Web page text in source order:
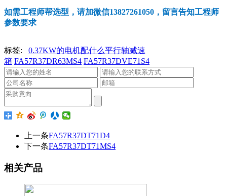
如需工程师帮选型，请加微信13827261050，留言告知工程师
参数要求
标签:
0.37KW的电机配什么平行轴减速
箱 FA57R37DR63MS4 FA57R37DVE71S4
上一条FA57R37DT71D4
下一条FA57R37DT71MS4
相关产品